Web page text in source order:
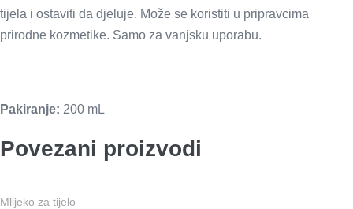
tijela i ostaviti da djeluje. Može se koristiti u pripravcima
prirodne kozmetike. Samo za vanjsku uporabu.
Pakiranje: 200 mL
Povezani proizvodi
Mlijeko za tijelo